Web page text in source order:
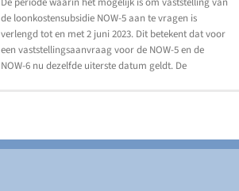
de loonkostensubsidie NOW-5 aan te vragen is
verlengd tot en met 2 juni 2023. Dit betekent dat voor
een vaststellingsaanvraag voor de NOW-5 en de
NOW-6 nu dezelfde uiterste datum geldt. De